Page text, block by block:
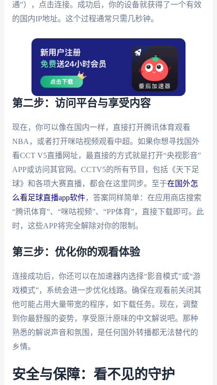
通”），点击连接。成功后，你的设备就获得了一个有效
的国内IP地址。这个过程通常只需几秒钟。
第二步：访问平台与享受内容
现在，你可以像在国内一样，直接打开腾讯体育观看
NBA，或者打开咪咕视频观看中超。如果你想寻找国外
看CCT V5直播网址，最直接的方式就是打开“央视影音”
APP或访问其官网。CCTV5的所有节目，包括《天下足
球》和各项大赛直播，都会在这里同步。至于在国外怎
么看足球直播app软件，答案同样简单：在应用商店搜索
“腾讯体育”、“咪咕视频”、“PP体育”，直接下载即可。此
时，这些APP将完全解除对你的限制。
第三步：优化你的观看体验
连接成功后，你还可以在加速器内选择“影音模式”或“游
戏模式”，系统会进一步优化线路。确保在观看前关闭其
他可能占用大量带宽的程序，如下载任务。现在，调整
到你最舒服的姿势，享受原汁原味的中文解说吧。那种
熟悉的解说声音和氛围，是任何国外转播都无法替代的
乡情。
安全与保障：看不见的守护